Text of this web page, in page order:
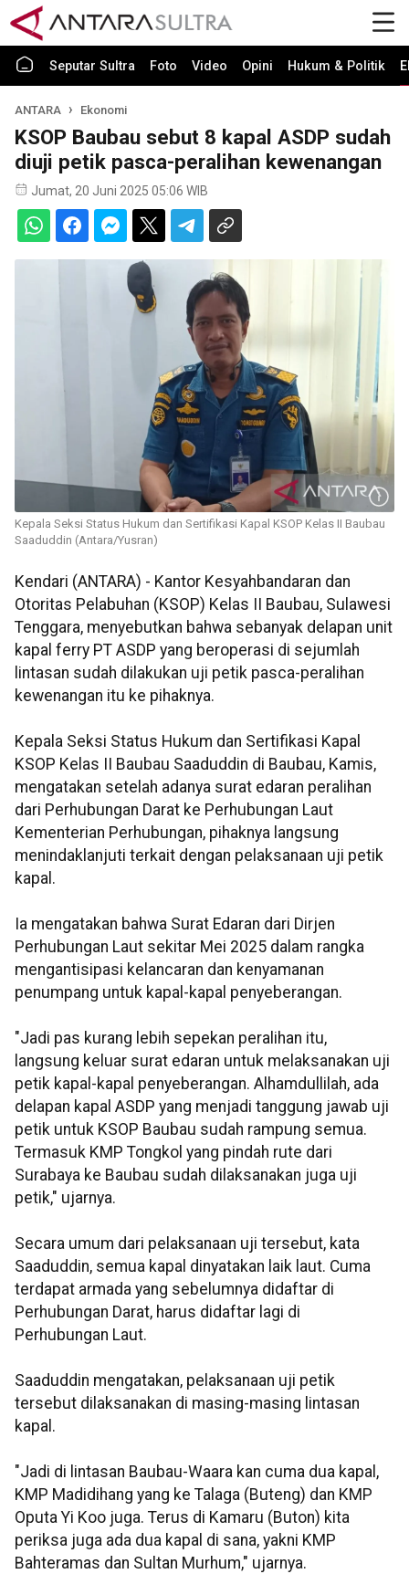
Seputar Sultra Foto Video Opini Hukum & Politik
ANTARA Ekonomi
KSOP Baubau sebut 8 kapal ASDP sudah
diuji petik pasca-peralihan kewenangan
Jumat, 20 Juni 2025 05:06 WIB
Kepala Seksi Status Hukum dan Sertifikasi Kapal KSOP Kelas II Baubau
Saaduddin (Antara/Yusran)
Kendari (ANTARA) - Kantor Kesyahbandaran dan
Otoritas Pelabuhan (KSOP) Kelas II Baubau, Sulawesi
Tenggara, menyebutkan bahwa sebanyak delapan unit
kapal ferry PT ASDP yang beroperasi di sejumlah
lintasan sudah dilakukan uji petik pasca-peralihan
kewenangan itu ke pihaknya.
Kepala Seksi Status Hukum dan Sertifikasi Kapal
KSOP Kelas II Baubau Saaduddin di Baubau, Kamis,
mengatakan setelah adanya surat edaran peralihan
dari Perhubungan Darat ke Perhubungan Laut
Kementerian Perhubungan, pihaknya langsung
menindaklanjuti terkait dengan pelaksanaan uji petik
kapal.
Ia mengatakan bahwa Surat Edaran dari Dirjen
Perhubungan Laut sekitar Mei 2025 dalam rangka
mengantisipasi kelancaran dan kenyamanan
penumpang untuk kapal-kapal penyeberangan.
"Jadi pas kurang lebih sepekan peralihan itu,
langsung keluar surat edaran untuk melaksanakan uji
petik kapal-kapal penyeberangan. Alhamdullilah, ada
delapan kapal ASDP yang menjadi tanggung jawab uji
petik untuk KSOP Baubau sudah rampung semua.
Termasuk KMP Tongkol yang pindah rute dari
Surabaya ke Baubau sudah dilaksanakan juga uji
petik," ujarnya.
Secara umum dari pelaksanaan uji tersebut, kata
Saaduddin, semua kapal dinyatakan laik laut. Cuma
terdapat armada yang sebelumnya didaftar di
Perhubungan Darat, harus didaftar lagi di
Perhubungan Laut.
Saaduddin mengatakan, pelaksanaan uji petik
tersebut dilaksanakan di masing-masing lintasan
kapal.
"Jadi di lintasan Baubau-Waara kan cuma dua kapal,
KMP Madidihang yang ke Talaga (Buteng) dan KMP
Oputa Yi Koo juga. Terus di Kamaru (Buton) kita
periksa juga ada dua kapal di sana, yakni KMP
Bahteramas dan Sultan Murhum," ujarnya.